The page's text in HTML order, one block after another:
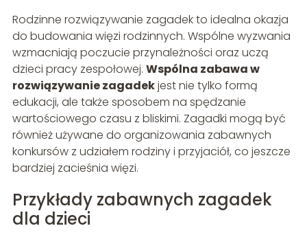
Rodzinne rozwiązywanie zagadek to idealna okazja
do budowania więzi rodzinnych. Wspólne wyzwania
wzmacniają poczucie przynależności oraz uczą
dzieci pracy zespołowej. Wspólna zabawa w
rozwiązywanie zagadekjest nie tylko formą
edukacji, ale także sposobem na spędzanie
wartościowego czasu z bliskimi. Zagadki mogą być
również używane do organizowania zabawnych
konkursów z udziałem rodziny i przyjaciół, co jeszcze
bardziej zacieśnia więzi.
Przykłady zabawnych zagadek
dla dzieci